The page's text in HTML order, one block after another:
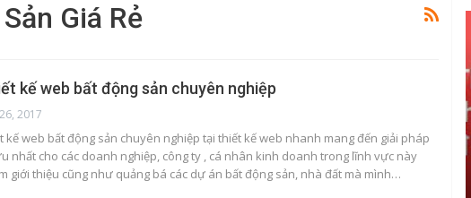
Giá Rẻ
kế web bất động sản chuyên nghiệp
2017
kế web bất động sản chuyên nghiệp tại thiết kế web nhanh mang đến giải pháp
nhất cho các doanh nghiệp, công ty , cá nhân kinh doanh trong lĩnh vực này
giới thiệu cũng như quảng bá các dự án bất động sản, nhà đất mà mình…